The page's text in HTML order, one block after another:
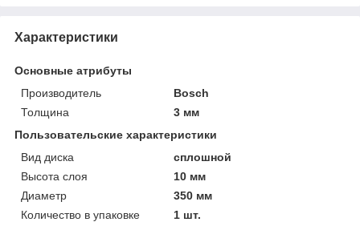
Характеристики
Основные атрибуты
Производитель
Bosch
Толщина
3 мм
Пользовательские характеристики
Вид диска
сплошной
Высота слоя
10 мм
Диаметр
350 мм
Количество в упаковке
1 шт.